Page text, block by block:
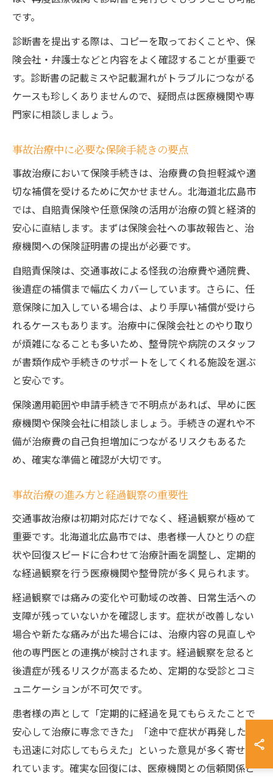
です。
診断書を提出する際は、コピーを取っておくことや、保
険会社・弁護士などと内容をよく確認することが重要で
す。診断書の記載ミスや記載漏れがトラブルにつながる
ケースも珍しくありませんので、疑問点は医療機関や専
門家に相談しましょう。
事故治療中に必要な保険手続きの要点
事故治療において保険手続きは、治療費の負担軽減や適
切な補償を受けるために欠かせません。北海道北広島市
では、自賠責保険や任意保険の活用が治療の質と経済的
安心に直結します。まずは保険会社への事故報告と、治
療機関への保険証明書の提出が必要です。
自賠責保険は、交通事故による怪我の治療費や通院費、
後遺症の補償まで幅広くカバーしています。さらに、任
意保険に加入している場合は、より手厚い補償が受けら
れるケースもあります。治療中に保険会社とのやり取り
が煩雑になることも多いため、整骨院や病院のスタッフ
が書類作成や手続きのサポートをしてくれる施設を選ぶ
と安心です。
保険適用範囲や申請手続きで不明点があれば、早めに医
療機関や保険会社に相談しましょう。手続きの遅れや不
備が治療費の自己負担増加につながるリスクもあるた
め、確実な準備と確認が大切です。
事故治療の進み方と経過観察の重要性
交通事故治療は初期対応だけでなく、経過観察が極めて
重要です。北海道北広島市では、患者様一人ひとりの症
状や回復スピードに合わせて治療計画を調整し、定期的
な経過観察を行う医療機関や整骨院が多く見られます。
経過観察では痛みの変化や可動域の改善、日常生活への
支障が残っていないかを確認します。症状が改善しない
場合や新たな痛みが出た場合には、治療内容の見直しや
他の専門医との連携が検討されます。経過観察を怠ると
後遺症が残るリスクが高まるため、定期的な受診とコミ
ュニケーションが不可欠です。
患者様の声として「定期的に経過を見てもらえたことで
安心して治療に専念できた」「途中で症状が再発した際
も迅速に対応してもらえた」といった意見が多く寄せら
れています。確実な回復には、医療機関との信頼関係と